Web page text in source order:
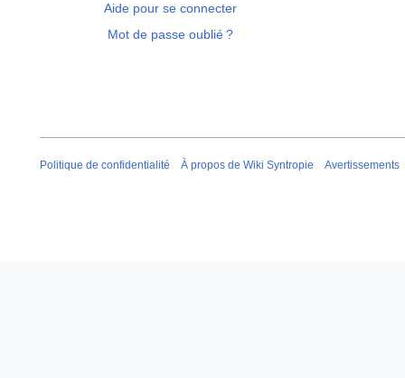
Aide pour se connecter
Mot de passe oublié ?
Politique de confidentialité À propos de Wiki Syntropie Avertissements